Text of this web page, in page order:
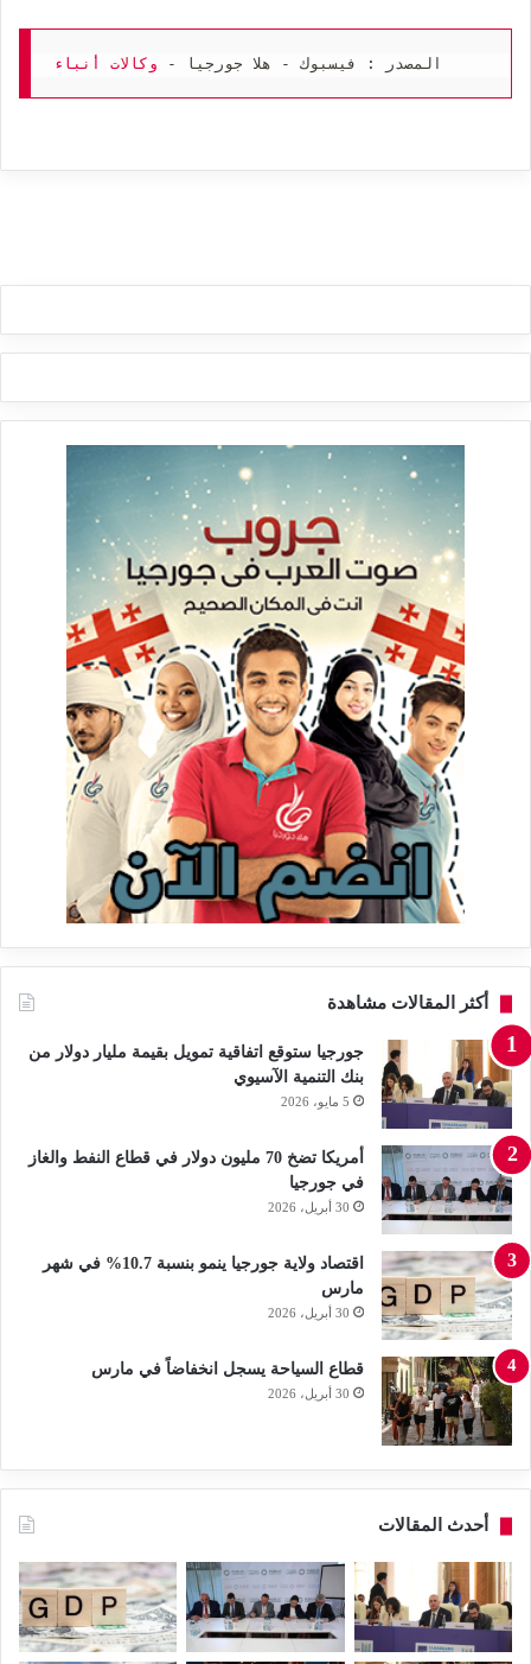
المصدر : فيسبوك - هلا جورجيا - وكالات أنباء
أكثر المقالات مشاهدة
جورجيا ستوقع اتفاقية تمويل بقيمة مليار دولار من
بنك التنمية الآسيوي
5 مايو، 2026
أمريكا تضخ 70 مليون دولار في قطاع النفط والغاز
في جورجيا
30 أبريل، 2026
اقتصاد ولاية جورجيا ينمو بنسبة 10.7% في شهر
مارس
30 أبريل، 2026
قطاع السياحة يسجل انخفاضاً في مارس
30 أبريل، 2026
أحدث المقالات